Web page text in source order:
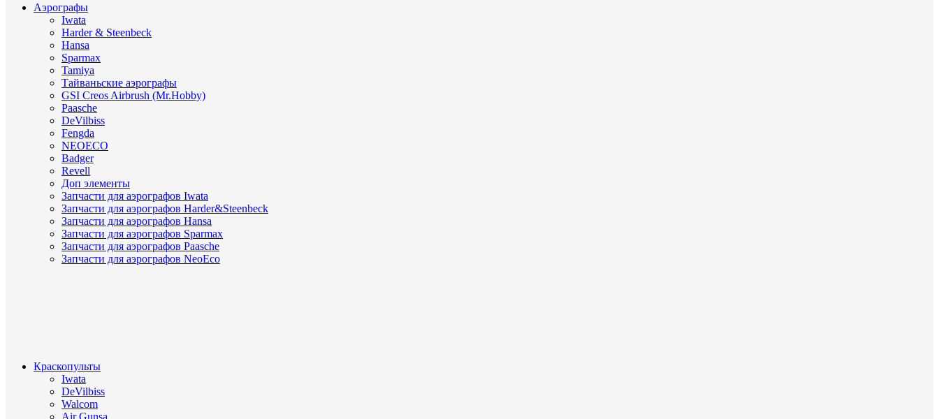
Аэрографы
Iwata
Harder & Steenbeck
Hansa
Sparmax
Tamiya
Тайваньские аэрографы
GSI Creos Airbrush (Mr.Hobby)
Paasche
DeVilbiss
Fengda
NEOECO
Badger
Revell
Доп элементы
Запчасти для аэрографов Iwata
Запчасти для аэрографов Harder&Steenbeck
Запчасти для аэрографов Hansa
Запчасти для аэрографов Sparmax
Запчасти для аэрографов Paasche
Запчасти для аэрографов NeoEco
Краскопульты
Iwata
DeVilbiss
Walcom
Air Gunsa